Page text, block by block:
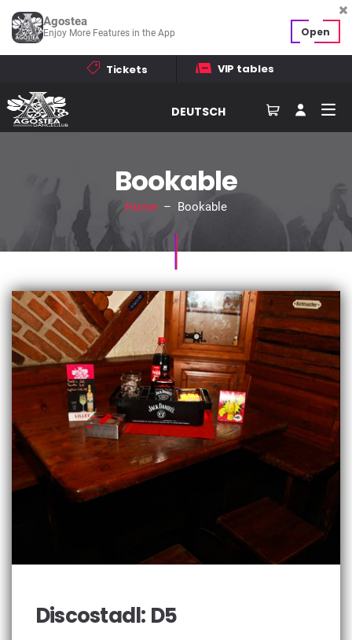
Tickets VIP tables
DEUTSCH
Bookable
Home – Bookable
Discostadl: D5
Agostea
Enjoy More Features in the App Open